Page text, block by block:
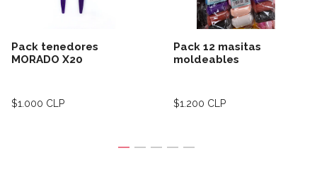
Pack tenedores
MORADO X20
$1.000 CLP
Pack 12 masitas
moldeables
$1.200 CLP